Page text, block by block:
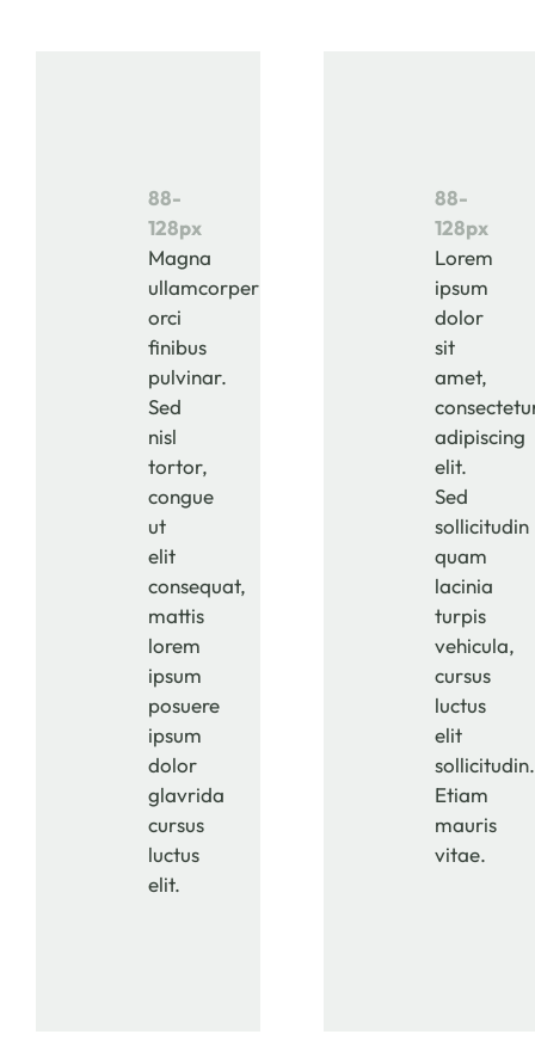
88-
128px
Magna
ullamcorper
orci
finibus
pulvinar.
Sed
nisl
tortor,
congue
ut
elit
consequat,
mattis
lorem
ipsum
posuere
ipsum
dolor
glavrida
cursus
luctus
elit.
88-
128px
Lorem
ipsum
dolor
sit
amet,
adipiscing
elit.
Sed
sollicitudin
quam
lacinia
turpis
vehicula,
cursus
luctus
elit
sollicitudin.
Etiam
mauris
vitae.